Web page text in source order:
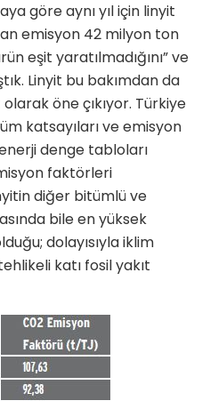
göre aynı yıl için linyit
emisyon 42 milyon ton
eşit yaratılma­dığını” ve
Linyit bu bakımdan da
öne çıkıyor. Türkiye
katsayıları ve emisyon
denge tabloları
faktörleri
diğer bitümlü ve
bile en yüksek
dolayısıyla iklim
katı fosil yakıt